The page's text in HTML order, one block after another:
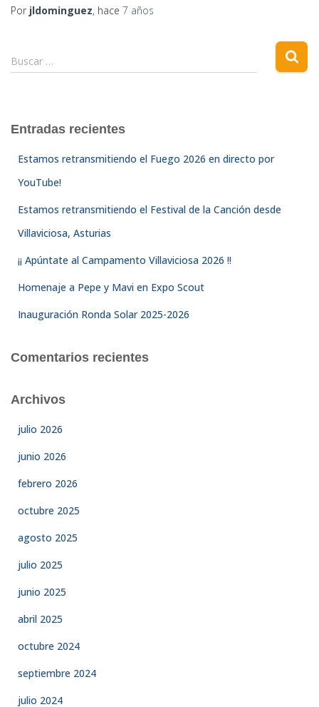
Por jldominguez, hace 7 años
B
u
r
Buscar …
Entradas recientes
Estamos retransmitiendo el Fuego 2026 en directo por
YouTube!
Estamos retransmitiendo el Festival de la Canción desde
Villaviciosa, Asturias
¡¡ Apúntate al Campamento Villaviciosa 2026 !!
Homenaje a Pepe y Mavi en Expo Scout
Inauguración Ronda Solar 2025-2026
Comentarios recientes
Archivos
julio 2026
junio 2026
febrero 2026
octubre 2025
agosto 2025
julio 2025
junio 2025
abril 2025
octubre 2024
septiembre 2024
julio 2024